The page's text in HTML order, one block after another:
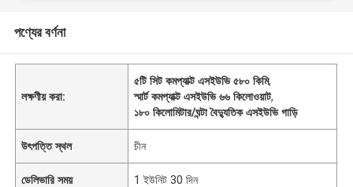
পণ্যের বর্ণনা
লক্ষণীয় করা:
৫টি সিট কমপ্যাক্ট এসইউভি ৫৮০ কিমি,
স্মার্ট কমপ্যাক্ট এসইউভি ৬৬ কিলোওয়াট,
১৮০ কিলোমিটার/ঘন্টা বৈদ্যুতিক এসইউভি গাড়ি
উৎপত্তি স্থল চীন
ডেলিভারি সময় 1 ইউনিট 30 দিন